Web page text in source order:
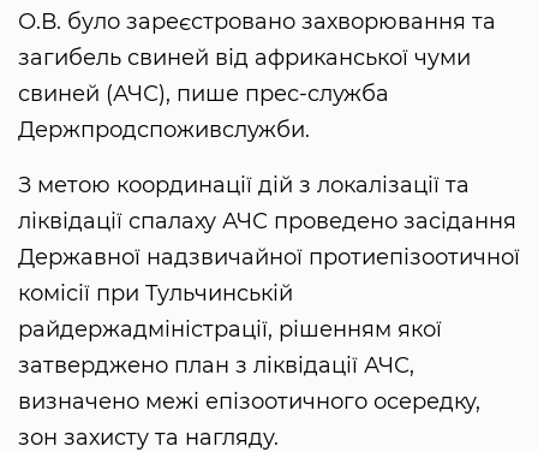
О.В. було зареєстровано захворювання та
загибель свиней від африканської чуми
свиней (АЧС), пише прес-служба
Держпродспоживслужби.
З метою координації дій з локалізації та
ліквідації спалаху АЧС проведено засідання
Державної надзвичайної протиепізоотичної
комісії при Тульчинській
райдержадміністрації, рішенням якої
затверджено план з ліквідації АЧС,
визначено межі епізоотичного осередку,
зон захисту та нагляду.